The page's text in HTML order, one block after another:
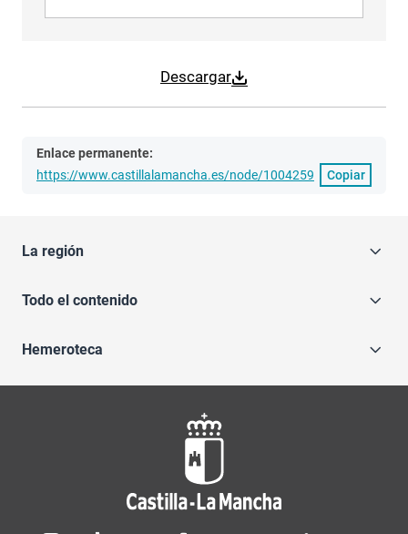
Descargar
Enlace permanente:
https://www.castillalamancha.es/node/1004259
Copiar
La región
Todo el contenido
Hemeroteca